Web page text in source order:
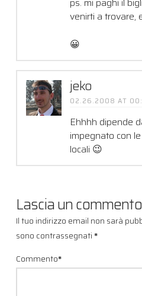
venirti a trovare,
😀
jeko
02.26.2008 AT
Ehhhh dipende
impegnato con
locali 😉
Lascia un commento
Il tuo indirizzo email non sarà
sono contrassegnati*
Commento*